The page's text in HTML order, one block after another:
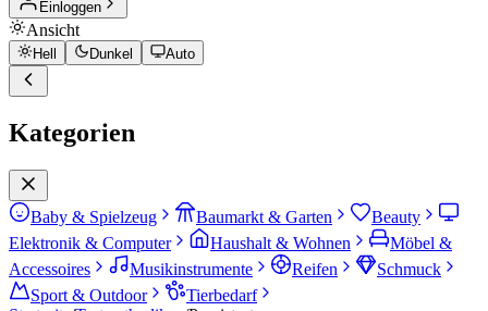
Einloggen
Ansicht
Hell Dunkel Auto
Kategorien
Baby & Spielzeug Baumarkt & Garten
Beauty
Elektronik & Computer
Haushalt & Wohnen
Möbel &
Accessoires
Musikinstrumente Reifen
Schmuck
Sport & Outdoor
Tierbedarf